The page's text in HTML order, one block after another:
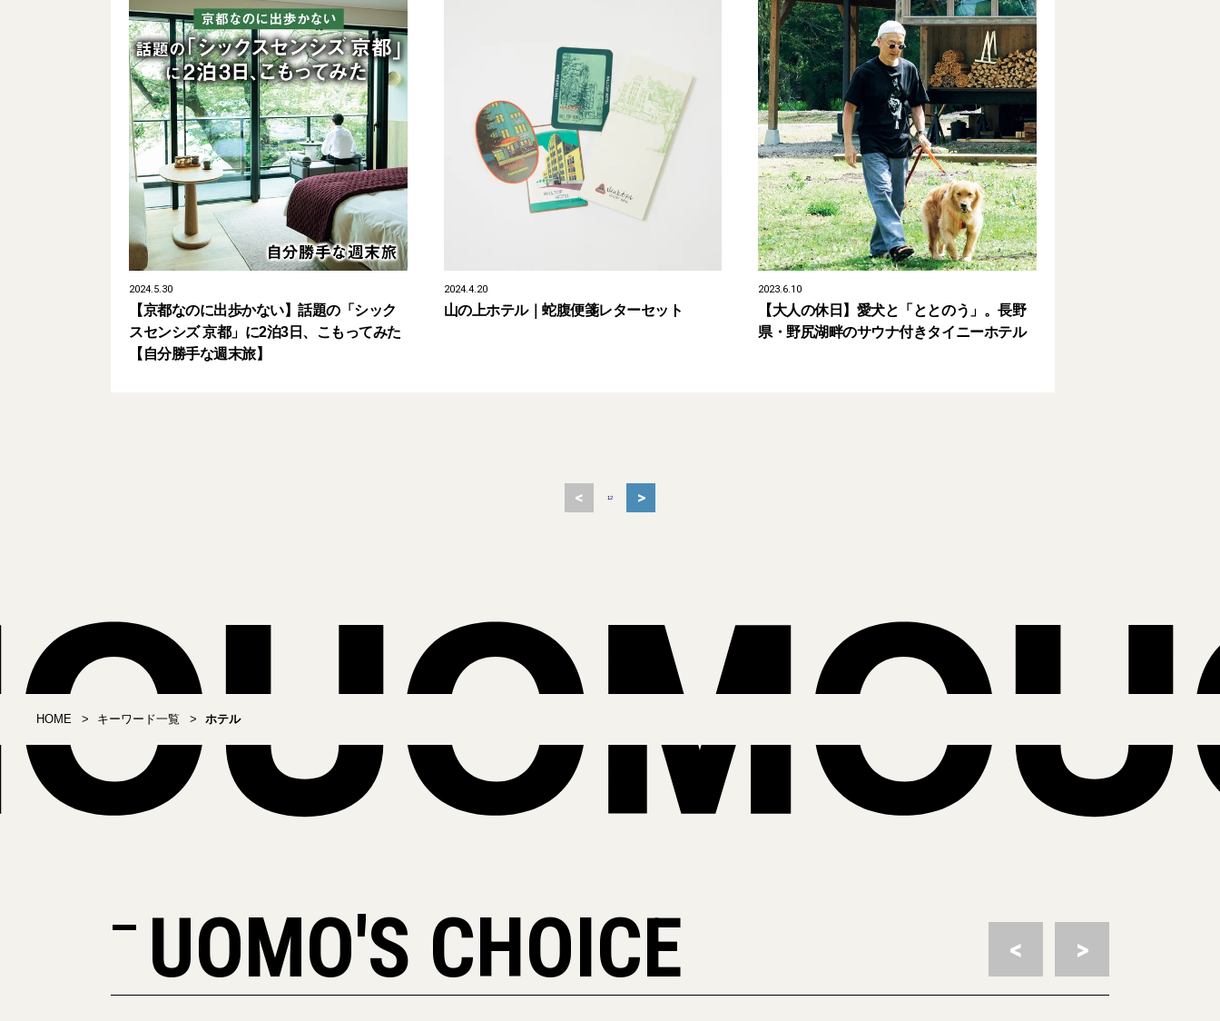
2024.5.30
【京都なのに出歩かない】話題の「シック
スセンシズ 京都」に2泊3日、こもってみた
【自分勝手な週末旅】
2024.4.20
山の上ホテル｜蛇腹便箋レターセット
2023.6.10
【大人の休日】愛犬と「ととのう」。長野
県・野尻湖畔のサウナ付きタイニーホテル
< 12 >
HOME キーワード一覧 ホテル
UOMO'S CHOICE